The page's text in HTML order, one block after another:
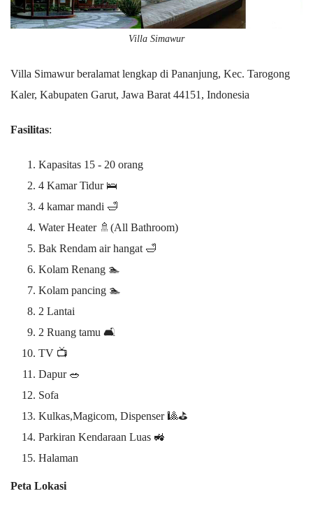
Villa Simawur
Villa Simawur beralamat lengkap di Pananjung, Kec. Tarogong
Kaler, Kabupaten Garut, Jawa Barat 44151, Indonesia
Fasilitas:
Kapasitas 15 - 20 orang
4 Kamar Tidur 🛌
4 kamar mandi 🛁
Water Heater 🚿(All Bathroom)
Bak Rendam air hangat 🛁
Kolam Renang 🏊
Kolam pancing 🏊
2 Lantai
2 Ruang tamu 🛋️
TV 📺
Dapur 🥗
Sofa
Kulkas,Magicom, Dispenser 🎱⛳
Parkiran Kendaraan Luas 🚜
Halaman
Peta Lokasi